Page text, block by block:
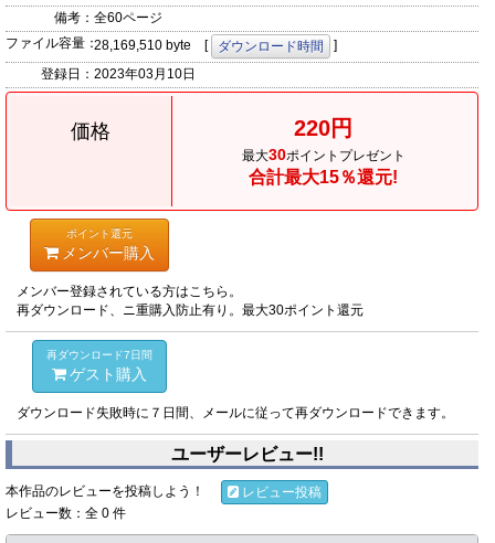
備考： 全60ページ
ファイル容量：28,169,510 byte [ ダウンロード時間
]
登録日： 2023年03月10日
価格 220円
最大30ポイントプレゼント
合計最大15％還元!
ポイント還元
メンバー購入
メンバー登録されている方はこちら。
再ダウンロード、ニ重購入防止有り。最大30ポイント還元
再ダウンロード7日間
ゲスト購入
ダウンロード失敗時に７日間、メールに従って再ダウンロードできます。
ユーザーレビュー!!
本作品のレビューを投稿しよう！
レビュー投稿
レビュー数：全 0 件